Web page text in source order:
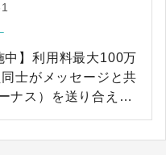
中】利用料最大100万
ナス）を送り合える